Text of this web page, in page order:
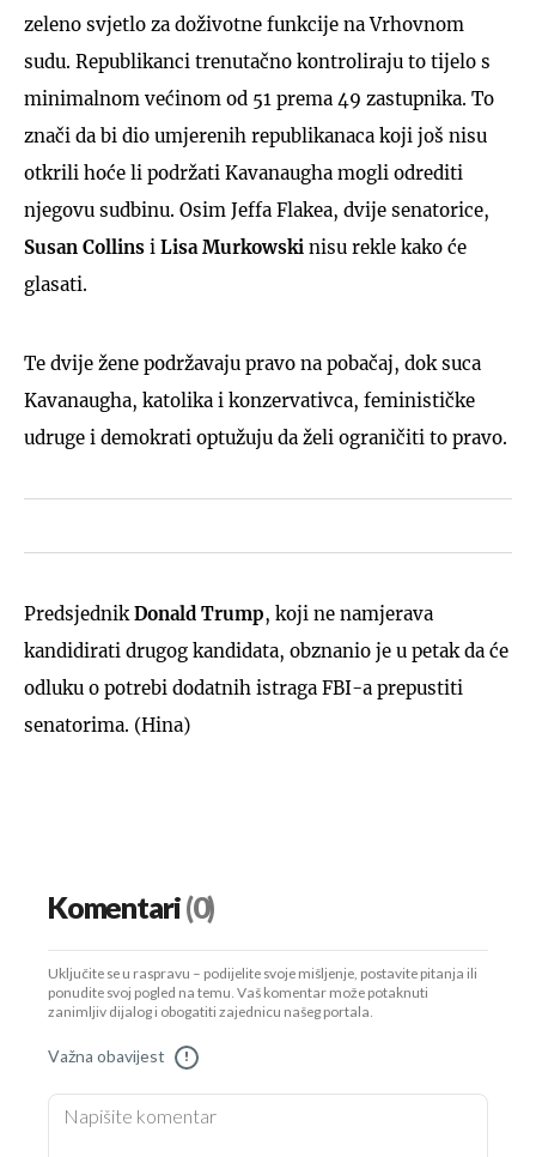
zeleno svjetlo za doživotne funkcije na Vrhovnom
sudu. Republikanci trenutačno kontroliraju to tijelo s
minimalnom većinom od 51 prema 49 zastupnika. To
znači da bi dio umjerenih republikanaca koji još nisu
otkrili hoće li podržati Kavanaugha mogli odrediti
njegovu sudbinu. Osim Jeffa Flakea, dvije senatorice,
Susan Collins i Lisa Murkowski nisu rekle kako će
glasati.
Te dvije žene podržavaju pravo na pobačaj, dok suca
Kavanaugha, katolika i konzervativca, feminističke
udruge i demokrati optužuju da želi ograničiti to pravo.
Predsjednik Donald Trump, koji ne namjerava
kandidirati drugog kandidata, obznanio je u petak da će
odluku o potrebi dodatnih istraga FBI-a prepustiti
senatorima. (Hina)
Komentari(0)
Uključite se u raspravu – podijelite svoje mišljenje, postavite pitanja ili
ponudite svoj pogled na temu. Vaš komentar može potaknuti
zanimljiv dijalog i obogatiti zajednicu našeg portala.
Važna obavijest !